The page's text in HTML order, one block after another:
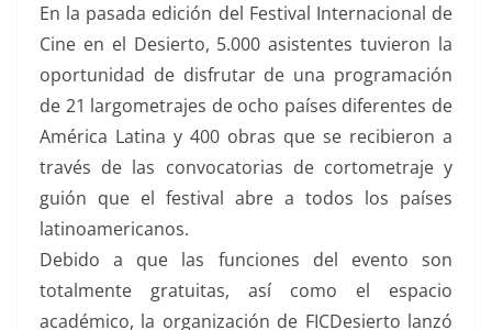
En la pasada edición del Festival Internacional de
Cine en el Desierto, 5.000 asistentes tuvieron la
oportunidad de disfrutar de una programación
de 21 largometrajes de ocho países diferentes de
América Latina y 400 obras que se recibieron a
través de las convocatorias de cortometraje y
guión que el festival abre a todos los países
latinoamericanos.
Debido a que las funciones del evento son
totalmente gratuitas, así como el espacio
académico, la organización de FICDesierto lanzó